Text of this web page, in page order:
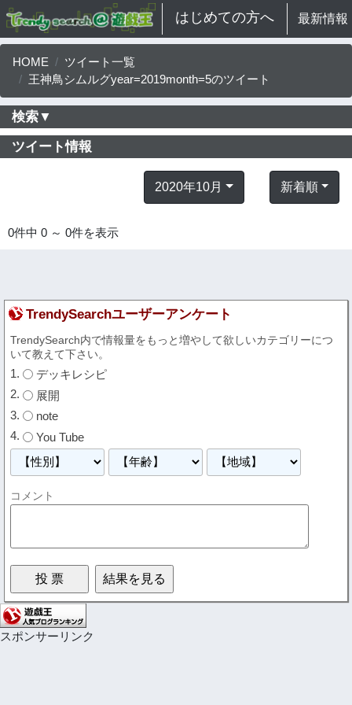
はじめての方へ 最新情報
HOME
ツイート一覧
王神鳥シムルグyear=2019month=5のツイート
TrendySearchユーザーアンケート
TrendySearch内で情報量をもっと増やして欲しいカテゴリーにつ
いて教えて下さい。
デッキレシピ
展開
note
You Tube
コメント
スポンサーリンク
検索▼
ツイート情報
2020年10月 新着順
0件中 0 ～ 0件を表示